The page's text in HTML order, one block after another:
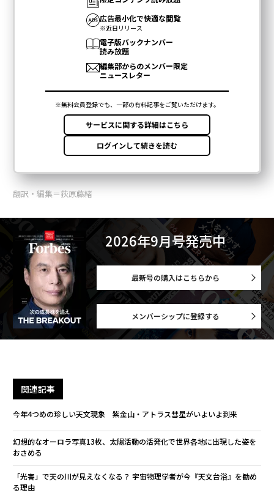
翻訳・編集＝荻原藤緒
2026年9月号発売中
最新号の購入はこちらから
メンバーシップに登録する
関連記事
今年4つめの珍しい天文現象 紫金山・アトラス彗星がいよいよ到来
幻想的なオーロラ写真13枚、太陽活動の活発化で世界各地に出現した姿を
おさめる
「光害」で天の川が見えなくなる？ 宇宙物理学者が今『天文台浴』を勧め
る理由